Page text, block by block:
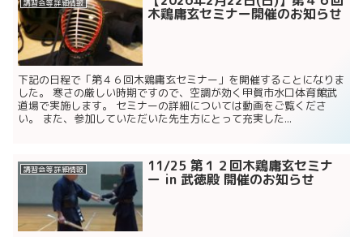
講習会等 詳細情報
木鶏庸玄セミナー開催のお知らせ
下記の日程で「第４６回木鶏庸玄セミナー」を開催することになりま
した。 寒さの厳しい時期ですので、空調が効く甲賀市水口体育館武
道場で実施します。 セミナーの詳細については動画をご覧くださ
い。 また、参加していただいた先生方にとって充実した...
講習会等 詳細情報 11/25 第１２回木鶏庸玄セミナ
ー in 武徳殿 開催のお知らせ